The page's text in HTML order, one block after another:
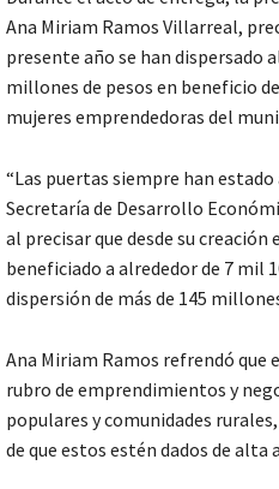
Ana Miriam Ramos Villarreal,
presente año se han dispersado
millones de pesos en beneficio
mujeres emprendedoras del
“Las puertas siempre han
Secretaría de Desarrollo
al precisar que desde su
beneficiado a alrededor de 7 mil
dispersión de más de 145
Ana Miriam Ramos refrendó que
rubro de emprendimientos y
populares y comunidades
de que estos estén dados de alta